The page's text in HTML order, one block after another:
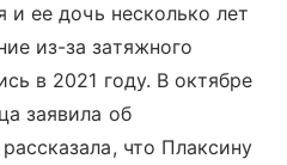
и ее дочь несколько лет
из-за затяжного
в 2021 году. В октябре
заявила об
что Плаксину